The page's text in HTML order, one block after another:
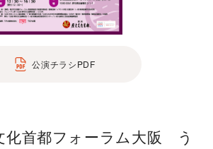
公演チラシPDF
化首都フォーラム大阪 う